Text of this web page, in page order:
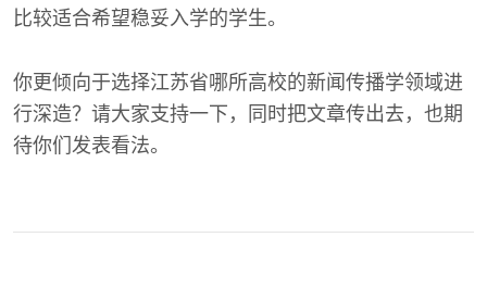
比较适合希望稳妥入学的学生。
你更倾向于选择江苏省哪所高校的新闻传播学领域进
行深造？请大家支持一下，同时把文章传出去，也期
待你们发表看法。